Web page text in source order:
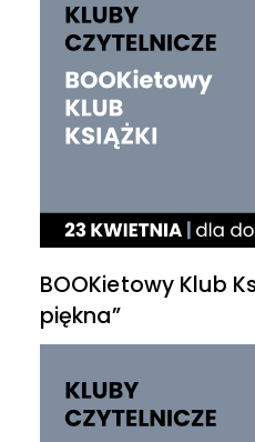
BOOKietowy Klub
piękna”